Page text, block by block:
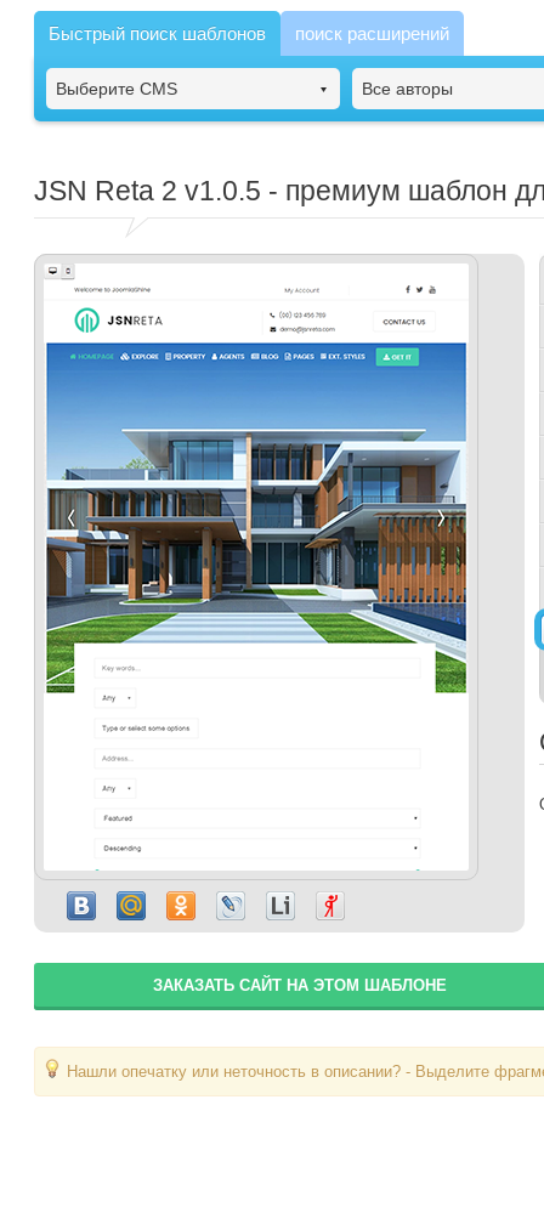
Быстрый поиск шаблонов поиск расширений
Выберите CMS Все авторы
JSN Reta 2 v1.0.5 - премиум шаблон
ЗАКАЗАТЬ САЙТ НА ЭТОМ ШАБЛОНЕ
Нашли опечатку или неточность в описании? - Выделите